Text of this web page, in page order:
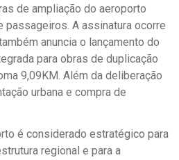
de ampliação do aeroporto
passageiros. A assinatura ocorre
anuncia o lançamento do
para obras de duplicação
9,09KM. Além da deliberação
urbana e compra de
é considerado estratégico para
regional e para a